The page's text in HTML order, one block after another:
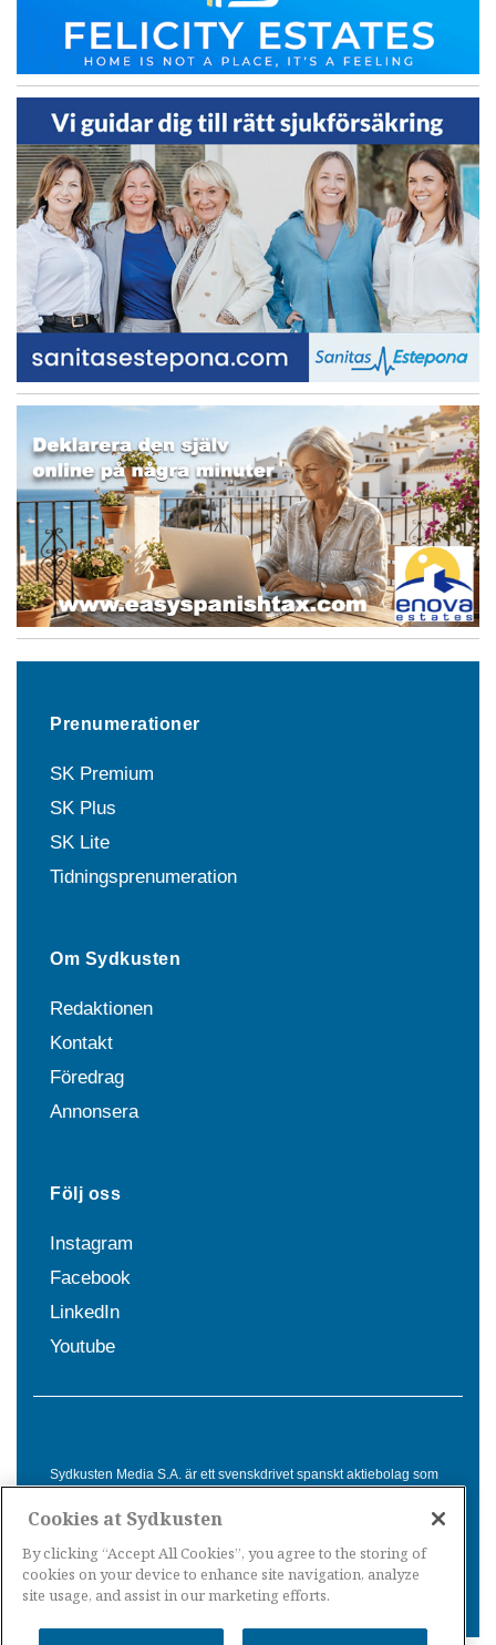
Prenumerationer
SK Premium
SK Plus
SK Lite
Tidningsprenumeration
Om Sydkusten
Redaktionen
Kontakt
Föredrag
Annonsera
Följ oss
Instagram
Facebook
LinkedIn
Youtube
Sydkusten Media S.A. är ett svenskdrivet spanskt aktiebolag som
Spanien. Genom nyhetsbevakning av hela Spanien, med bas på
informationsförmedling för svenskar i Spanien.
Cookies at Sydkusten
By clicking “Accept All Cookies”, you agree to the storing of
cookies on your device to enhance site navigation, analyze
site usage, and assist in our marketing efforts.